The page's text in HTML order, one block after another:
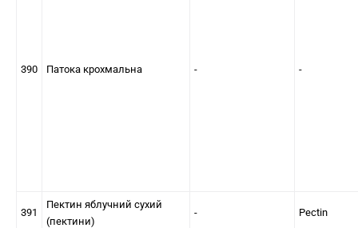
390 Патока крохмальна - -
391
Пектин яблучний сухий
(пектини)
- Pectin